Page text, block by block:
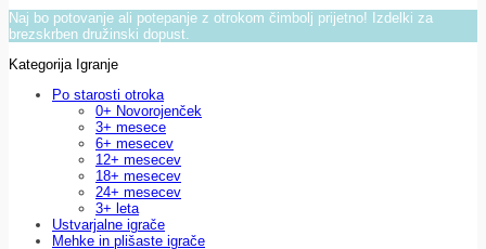
Naj bo potovanje ali potepanje z otrokom čimbolj prijetno! Izdelki za
brezskrben družinski dopust.
Kategorija Igranje
Po starosti otroka
0+ Novorojenček
3+ mesece
6+ mesecev
12+ mesecev
18+ mesecev
24+ mesecev
3+ leta
Ustvarjalne igrače
Mehke in plišaste igrače